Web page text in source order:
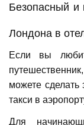
Безопасный и
Лондона в
Если вы
можете
такси в
Для